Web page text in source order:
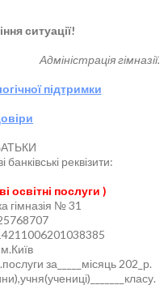
ситуації!
Адміністрація гімназії.
підтримки
реквізити:
освітні послуги )
гімназія № 31
за_____місяць 202_р.